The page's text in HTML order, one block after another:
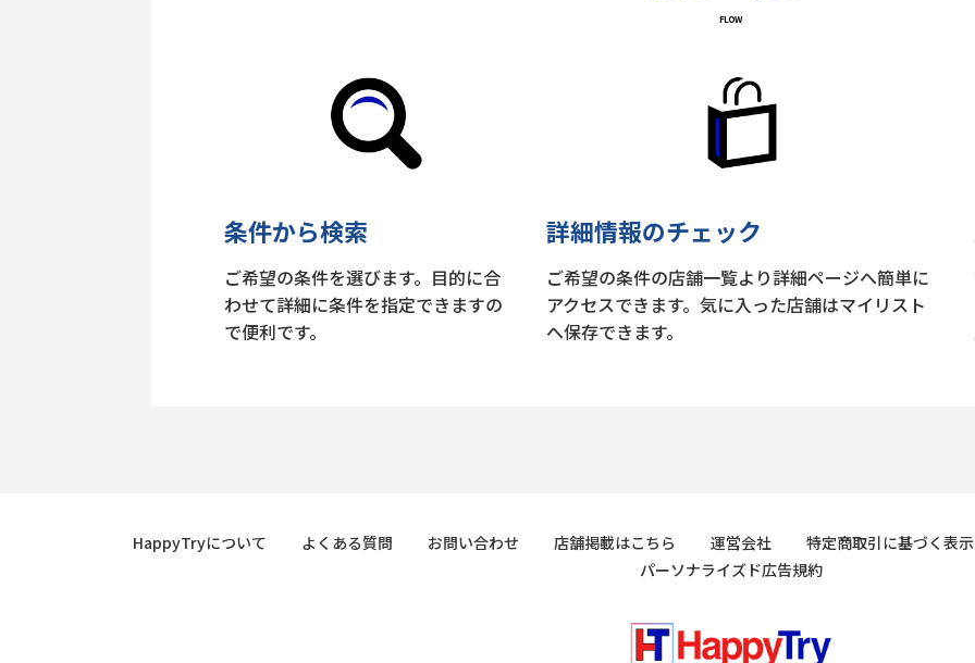
条件から検索
ご希望の条件を選びます。目的に合
わせて詳細に条件を指定できますの
で便利です。
詳細情報のチェック
ご希望の条件の店舗一覧より詳細ページへ簡単に
アクセスできます。気に入った店舗はマイリスト
へ保存できます。
HappyTryについて よくある質問 お問い合わせ 店舗掲載はこちら 運営会社
特定商取引に基づく表示
パーソナライズド広告規約